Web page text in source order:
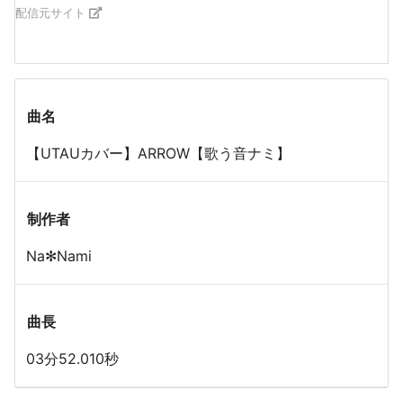
配信元サイト
曲名
【UTAUカバー】ARROW【歌う音ナミ】
制作者
Na✻Nami
曲長
03分52.010秒